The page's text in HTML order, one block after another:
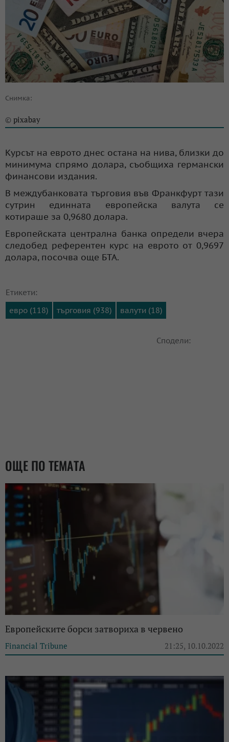
Снимка:
© pixabay
Курсът на еврото днес остана на нива, близки до
минимума спрямо долара, съобщиха германски
финансови издания.
В междубанковата търговия във Франкфурт тази
сутрин единната европейска валута се
котираше за 0,9680 долара.
Европейската централна банка определи вчера
следобед референтен курс на еврото от 0,9697
долара, посочва още БТА.
Етикети:
евро (118)
търговия (938) валути (18)
Сподели:
ОЩЕ ПО ТЕМАТА
Европейските борси затвориха в червено
Financial Tribune 21:25, 10.10.2022